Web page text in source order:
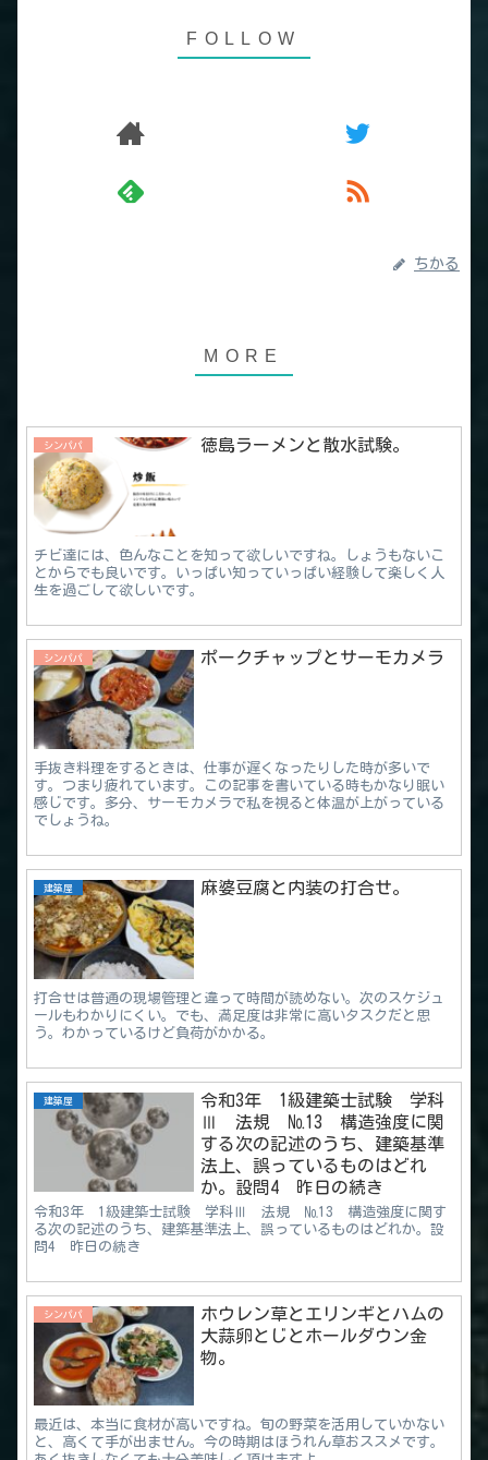
ちかる
シンパパ 徳島ラーメンと散水試験。
チビ達には、色んなことを知って欲しいですね。しょうもないこ
とからでも良いです。いっぱい知っていっぱい経験して楽しく人
生を過ごして欲しいです。
シンパパ ポークチャップとサーモカメラ
手抜き料理をするときは、仕事が遅くなったりした時が多いで
す。つまり疲れています。この記事を書いている時もかなり眠い
感じです。多分、サーモカメラで私を視ると体温が上がっている
でしょうね。
建築屋 麻婆豆腐と内装の打合せ。
打合せは普通の現場管理と違って時間が読めない。次のスケジュ
ールもわかりにくい。でも、満足度は非常に高いタスクだと思
う。わかっているけど負荷がかかる。
建築屋
令和3年 1級建築士試験 学科
Ⅲ 法規 №13 構造強度に関
する次の記述のうち、建築基準
法上、誤っているものはどれ
か。設問4 昨日の続き
令和3年 1級建築士試験 学科Ⅲ 法規 №13 構造強度に関す
る次の記述のうち、建築基準法上、誤っているものはどれか。設
問4 昨日の続き
シンパパ
ホウレン草とエリンギとハムの
大蒜卵とじとホールダウン金
物。
最近は、本当に食材が高いですね。旬の野菜を活用していかない
と、高くて手が出ません。今の時期はほうれん草おススメです。